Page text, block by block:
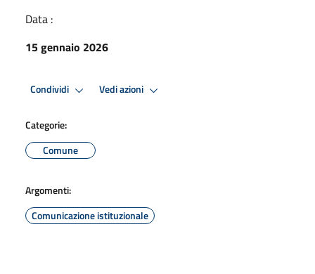
Data :
15 gennaio 2026
Condividi Vedi azioni
Categorie:
Comune
Argomenti:
Comunicazione istituzionale